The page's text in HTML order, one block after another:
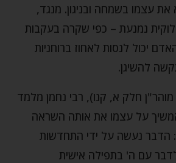
עצמו בשמחה ובניגון. מנגד,
נמנעת – כפי שקרה בעקבות
יכול לנסות לאחוז ברוחניות
להשיגן.
חלק א, קנו), רבי נחמן מלמד
על עצמו את אותה השראה
הדבר נעשה על ידי התחדשות
עם ה' בתפילה אישית